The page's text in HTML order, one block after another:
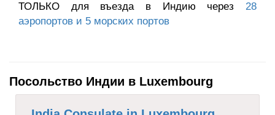
ТОЛЬКО для въезда в Индию через 28
аэропортов и 5 морских портов
Посольство Индии в Luxembourg